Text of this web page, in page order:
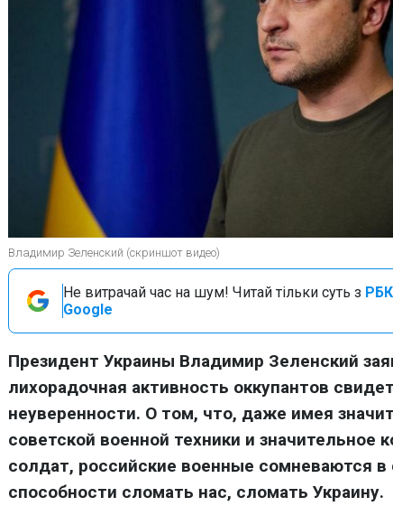
Владимир Зеленский (скриншот видео)
Не витрачай час на шум! Читай тільки суть з
Google
Президент Украины Владимир Зеленский
лихорадочная активность оккупантов
неуверенности. О том, что, даже имея
советской военной техники и значительное
солдат, российские военные сомневаются в
способности сломать нас, сломать Украину.